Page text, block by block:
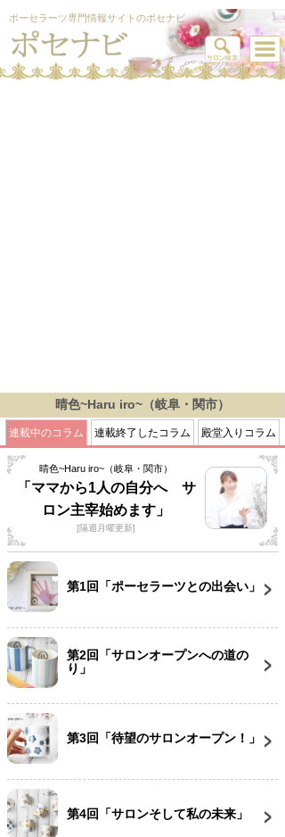
ポーセラーツ専門情報サイトのポセナビ
晴色~Haru iro~（岐阜・関市）
連載中のコラム 連載終了したコラム 殿堂入りコラム
晴色~Haru iro~（岐阜・関市）
「ママから1人の自分へ サ
ロン主宰始めます」
[隔週月曜更新]
第1回「ポーセラーツとの出会い」
第2回「サロンオープンへの道の
り」
第3回「待望のサロンオープン！」
第4回「サロンそして私の未来」